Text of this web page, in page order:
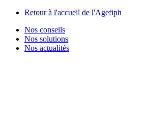
Retour à l'accueil de l'Agefiph
Nos conseils
Nos solutions
Nos actualités